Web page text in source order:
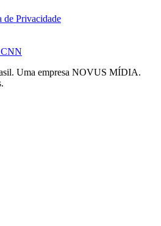
de Privacidade
CNN
Uma empresa NOVUS MÍDIA.